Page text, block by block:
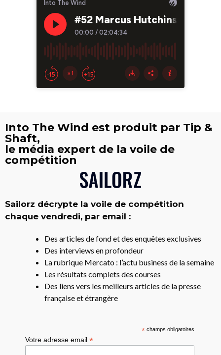
Into The Wind est produit par Tip &
Shaft,
le média expert de la voile de
compétition
Sailorz décrypte la voile de compétition
chaque vendredi, par email :
Des articles de fond et des enquêtes exclusives
Des interviews en profondeur
La rubrique Mercato : l’actu business de la semaine
Les résultats complets des courses
Des liens vers les meilleurs articles de la presse
française et étrangère
*champs obligatoires
Votre adresse email*